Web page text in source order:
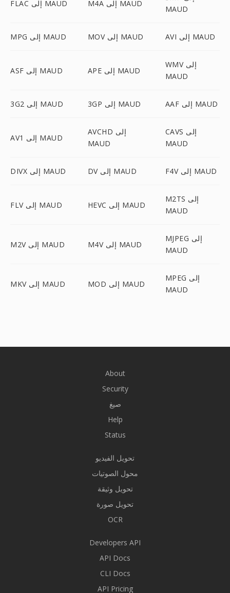
FLAC إلى MAUD M4A إلى MAUD
MAUD
MPG إلى MAUD MOV إلى MAUD AVI إلى MAUD
ASF إلى MAUD APE إلى MAUD
WMV إلى
MAUD
3G2 إلى MAUD 3GP إلى MAUD AAF إلى MAUD
AV1 إلى MAUD
AVCHD إلى
MAUD
CAVS إلى
MAUD
DIVX إلى MAUD DV إلى MAUD F4V إلى MAUD
FLV إلى MAUD HEVC إلى MAUD
M2TS إلى
MAUD
M2V إلى MAUD M4V إلى MAUD
MJPEG إلى
MAUD
MKV إلى MAUD MOD إلى MAUD
MPEG إلى
MAUD
About
Security
صيغ
Help
Status
تحويل الفيديو
محول الصوتيات
تحويل وثيقة
تحويل صورة
OCR
Developers API
API Docs
CLI Docs
API Pricing